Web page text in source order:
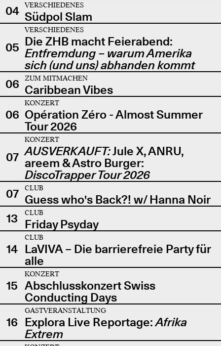
04 VERSCHIEDENES
Südpol Slam
05
VERSCHIEDENES
Die ZHB macht Feierabend:
Entfremdung – warum Amerika
sich (und uns) abhanden kommt
06
ZUM MITMACHEN
Caribbean Vibes
06
KONZERT
Opération Zéro - Almost Summer
Tour 2026
07
KONZERT
AUSVERKAUFT:Jule X, ANRU,
areem & Astro Burger:
DiscoTrapper Tour 2026
07
CLUB
Guess who's Back?! w/ Hanna Noir
13
CLUB
Friday Psyday
14
CLUB
LaVIVA – Die barrierefreie Party für
alle
15
KONZERT
Abschlusskonzert Swiss
Conducting Days
16
GASTVERANSTALTUNG
Explora Live Reportage:Afrika
Extrem